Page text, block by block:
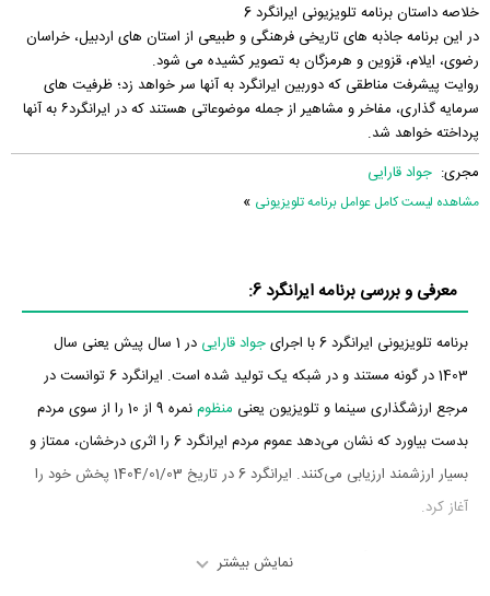
خلاصه داستان برنامه تلویزیونی ایرانگرد 6
در این برنامه جاذبه های تاریخی فرهنگی و طبیعی از استان های اردبیل، خراسان
رضوی، ایلام، قزوین و هرمزگان به تصویر کشیده می شود.
روایت پیشرفت مناطقی که دوربین ایرانگرد به آنها سر خواهد زد؛ ظرفیت های
سرمایه گذاری، مفاخر و مشاهیر از جمله موضوعاتی هستند که در ایرانگرد۶ به آنها
پرداخته خواهد شد.
مجری: جواد قارایی
مشاهده لیست کامل عوامل برنامه تلویزیونی »
معرفی و بررسی برنامه ایرانگرد 6:
برنامه تلویزیونی ایرانگرد 6 با اجرای جواد قارایی
در 1 سال پیش یعنی سال
1403 در گونه مستند و در شبکه یک تولید شده است. ایرانگرد 6 توانست در
مرجع ارزشگذاری سینما و تلویزیون یعنی منظوم
نمره 9 از 10 را از سوی مردم
بدست بیاورد که نشان می‌دهد عموم مردم ایرانگرد 6 را اثری درخشان، ممتاز و
بسیار ارزشمند ارزیابی می‌کنند. ایرانگرد 6 در تاریخ 1404/01/03 پخش خود را
آغاز کرد.
نمایش بیشتر